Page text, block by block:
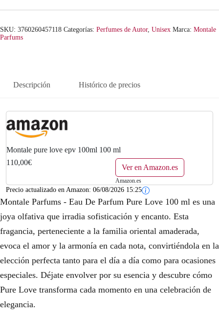
SKU: 3760260457118 Categorías: Perfumes de Autor, Unisex Marca: Montale
Parfums
Descripción Histórico de precios
Montale pure love epv 100ml 100 ml
110,00€
Ver en Amazon.es
Amazon.es
Precio actualizado en Amazon: 06/08/2026 15:25
Montale Parfums - Eau De Parfum Pure Love 100 ml es una
joya olfativa que irradia sofisticación y encanto. Esta
fragancia, perteneciente a la familia oriental amaderada,
evoca el amor y la armonía en cada nota, convirtiéndola en la
elección perfecta tanto para el día a día como para ocasiones
especiales. Déjate envolver por su esencia y descubre cómo
Pure Love transforma cada momento en una celebración de
elegancia.